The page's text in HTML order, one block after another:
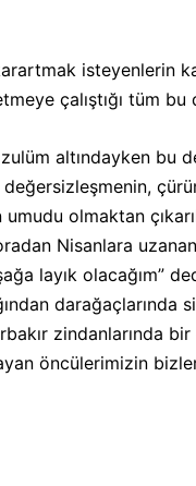
isteyenlerin
çalıştığı tüm
altındayken
olmaktan
Nisanlara
layık olacağım”
zindanlarında
öncülerimizin